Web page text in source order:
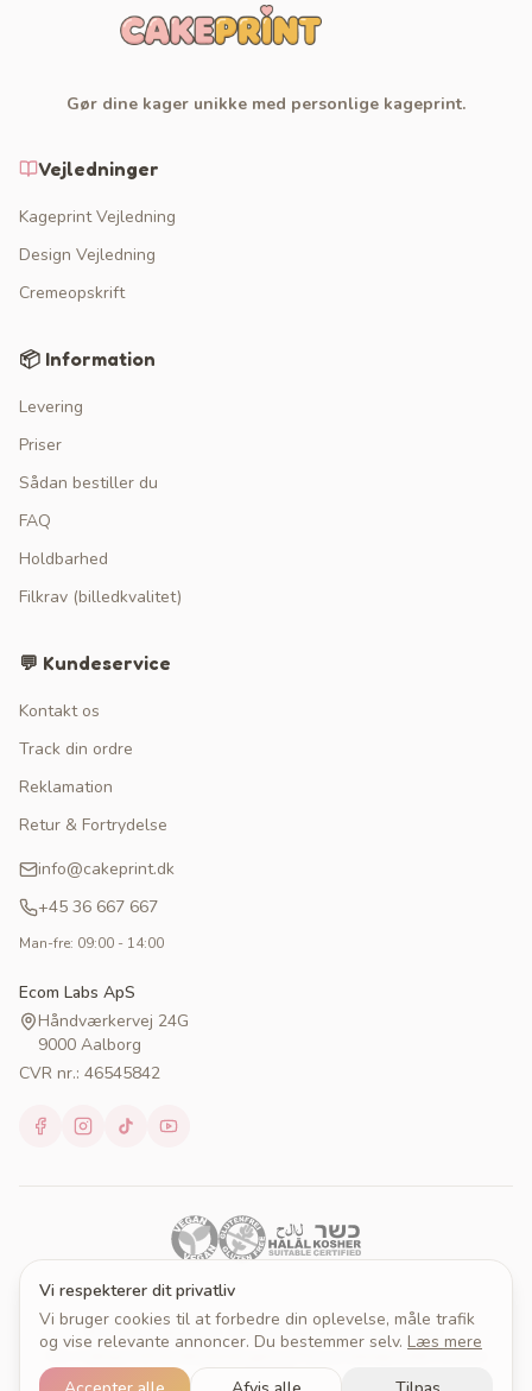
Vi respekterer dit privatliv
Vi bruger cookies til at forbedre din oplevelse, måle trafik
og vise relevante annoncer. Du bestemmer selv. Læs mere
Gør dine kager unikke med personlige kageprint.
Vejledninger
Kageprint Vejledning
Design Vejledning
Cremeopskrift
📦 Information
Levering
Priser
Sådan bestiller du
FAQ
Holdbarhed
Filkrav (billedkvalitet)
💬 Kundeservice
Kontakt os
Track din ordre
Reklamation
Retur & Fortrydelse
info@cakeprint.dk
+45 36 667 667
Man-fre: 09:00 - 14:00
Ecom Labs ApS
Håndværkervej 24G
9000 Aalborg
CVR nr.: 46545842
© 2026 Cakeprint. Alle rettigheder forbeholdes.
Om Cakeprint
PersondatapolitikCookies
Cookieindstillinger